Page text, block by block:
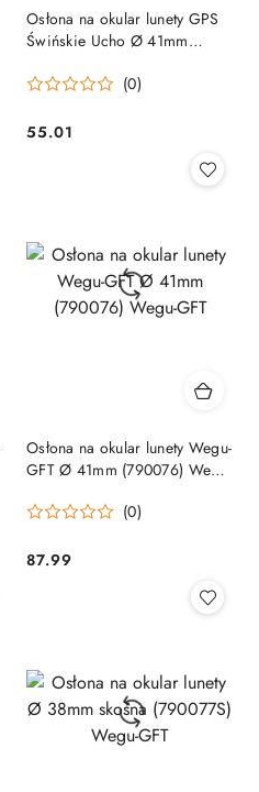
Osłona na okular lunety GPS
Świńskie Ucho Ø 41mm
(0)
Cena:
55.01
Osłona na okular lunety Wegu-
GFT Ø 41mm (790076) Wegu-
(0)
Cena:
87.99